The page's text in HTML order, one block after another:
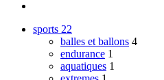
sports 22
balles et ballons 4
endurance 1
aquatiques 1